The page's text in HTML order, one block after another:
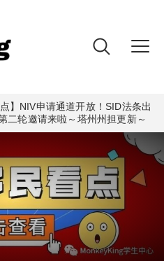
点】NIV申请通道开放！SID法条出
二轮邀请来啦～塔州州担更新～